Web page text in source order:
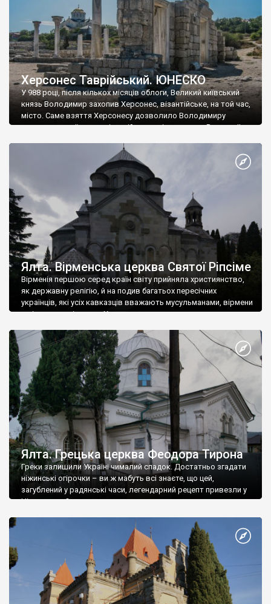
Херсонес Таврійський. ЮНЕСКО
У 988 році, після кількох місяців облоги, Великий київський
князь Володимир захопив Херсонес, візантійське, на той час,
місто. Саме взяття Херсонесу дозволило Володимиру
диктувати свої умови візантійському імператору Василю ІІ, та
Херсонесі Володимир-язичник, став Василем-християнином.
А потім було Хрещення Русі. На честь Херсонесу Таврійського
Ялта. Вірменська церква Святої Ріпсіме
Вірменія першою серед країн світу прийняла християнство,
як державну релігію, й на подив багатьох пересічних
українців, які усіх кавказців вважають мусульманами, вірмени
є відданими вірянами Христа
Ялта. Грецька церква Феодора Тирона
Греки залишили Україні чималий спадок. Достатньо згадати
ніжинські огірочки – ви ж мабуть всі знаєте, що цей,
загублений у радянські часи, легендарний рецепт привезли у
Ніжин греки?